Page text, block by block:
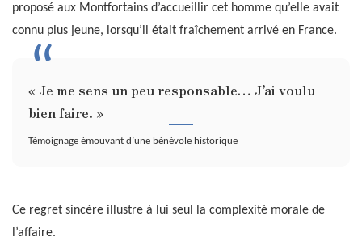
proposé aux Montfortains d’accueillir cet homme qu’elle avait
connu plus jeune, lorsqu’il était fraîchement arrivé en France.
« Je me sens un peu responsable… J’ai voulu
bien faire. »
Témoignage émouvant d’une bénévole historique
Ce regret sincère illustre à lui seul la complexité morale de
l’affaire.